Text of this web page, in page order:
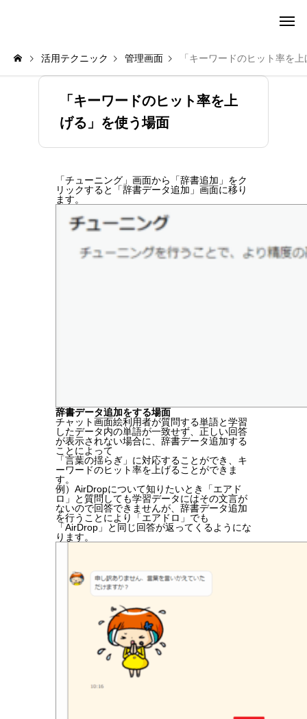
活用テクニック 管理画面 「キーワードのヒット率を
「キーワードのヒット率を上
げる」を使う場面
「チューニング」画面から「辞書追加」をク
リックすると「辞書データ追加」画面に移り
ます。
辞書データ追加をする場面
チャット画面絵利用者が質問する単語と学習
したデータ内の単語が一致せず、正しい回答
が表示されない場合に、辞書データ追加する
ことによって
「言葉の揺らぎ」に対応することができ、キ
ーワードのヒット率を上げることができま
す。
例）AirDropについて知りたいとき「エアド
ロ」と質問しても学習データにはその文言が
ないので回答できませんが、辞書データ追加
を行うことにより「エアドロ」でも
「AirDrop」と同じ回答が返ってくるようにな
ります。